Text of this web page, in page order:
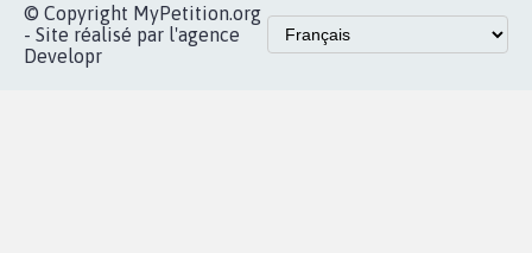
© Copyright MyPetition.org
- Site réalisé par l'agence
Developr